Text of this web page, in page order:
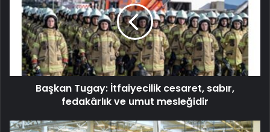
Başkan Tugay: İtfaiyecilik cesaret, sabır,
fedakârlık ve umut mesleğidir